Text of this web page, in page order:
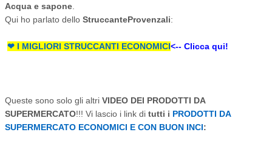
Acqua e sapone
Qui ho parlato dello StruccanteProvenzali:
❤ I MIGLIORI STRUCCANTI ECONOMICI<-- Clicca qui!
Queste sono solo gli altri VIDEO DEI PRODOTTI DA
SUPERMERCATO!!! Vi lascio i link di tutti i PRODOTTI DA
SUPERMERCATO ECONOMICI E CON BUON INCI: